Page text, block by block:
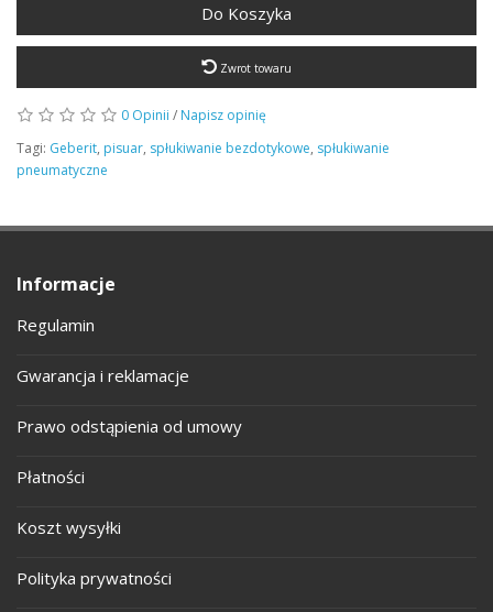
Do Koszyka
Zwrot towaru
0 Opinii / Napisz opinię
Tagi: Geberit, pisuar, spłukiwanie bezdotykowe, spłukiwanie
pneumatyczne
Informacje
Regulamin
Gwarancja i reklamacje
Prawo odstąpienia od umowy
Płatności
Koszt wysyłki
Polityka prywatności